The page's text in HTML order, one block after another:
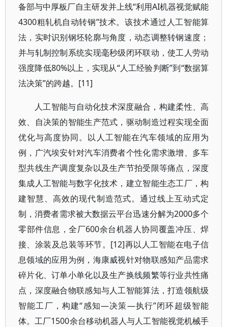
备部与中厚板厂自主研发并上线“利用AI机器视觉赋能
4300粗轧机自动转钢”技术。该技术通过人工智能算
法，实时识别钢坯轮廓与角度，动态调整转钢速度；
并与轧制控制系统实现毫秒级闭环联动，使工人劳动
强度降低80%以上，实现从“人工经验判断”到“数据算
法决策”的跨越。[11]
人工智能与自动化技术深度融合，构建柔性、高
效、自决策的智能生产范式，驱动制造过程实现全面
优化与高度协同。以人工智能在汽车领域的应用为
例，广汽埃安针对汽车消费者个性化需求激增、多车
型共线生产调度复杂以及生产节拍受限等痛点，深度
集成人工智能与数字化技术，建立智能生态工厂，构
建智慧、高效的现代制造范式。通过线上互动式定
制，消费者需求被大数据云平台迅速分解为2000多个
零部件信息，全厂600余台机器人协同覆盖冲压、焊
接、涂装及总装等环节。[12]再以人工智能在电子信
息领域的应用为例，海康威视针对物联感知产品需求
碎片化、订单小单化以及生产换线频繁等行业共性痛
点，深度融合物联感知与人工智能算法，打造领航级
智能工厂，构建“感知—决策—执行”闭环超级智能
体。工厂1500余台移动机器人与人工智能视觉机械手